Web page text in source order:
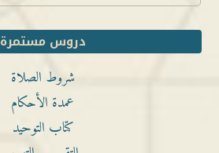
دروس مستمرة
شروط الصلاة
عمدة الأحكام
كتاب التوحيد